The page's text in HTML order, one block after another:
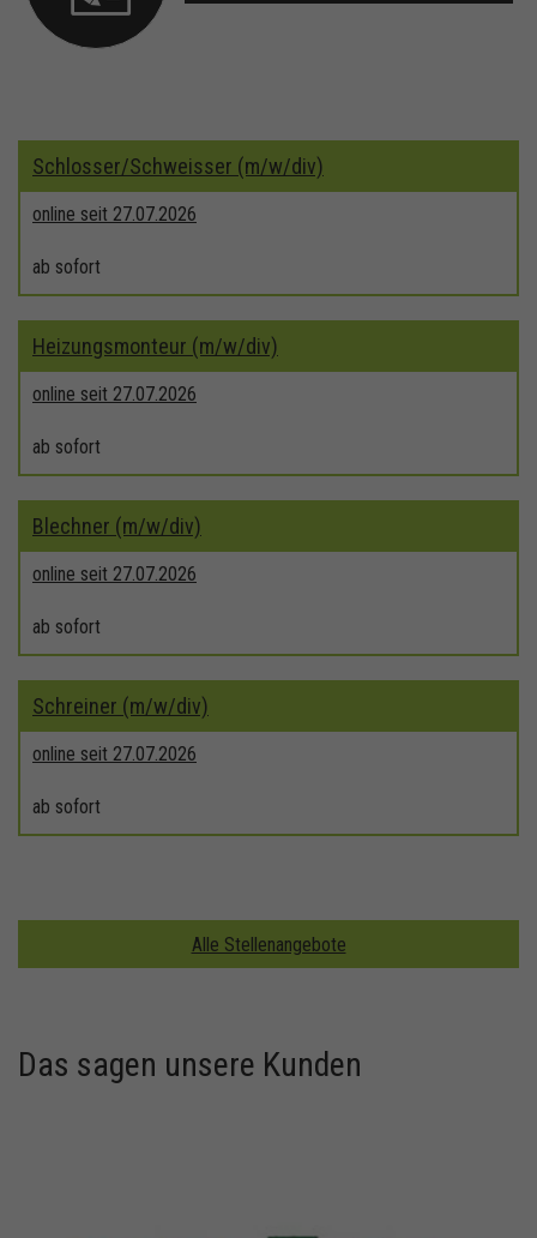
Schlosser/Schweisser (m/w/div)
online seit 27.07.2026
ab sofort
Heizungsmonteur (m/w/div)
online seit 27.07.2026
ab sofort
Blechner (m/w/div)
online seit 27.07.2026
ab sofort
Schreiner (m/w/div)
online seit 27.07.2026
ab sofort
Alle Stellenangebote
Das sagen unsere Kunden